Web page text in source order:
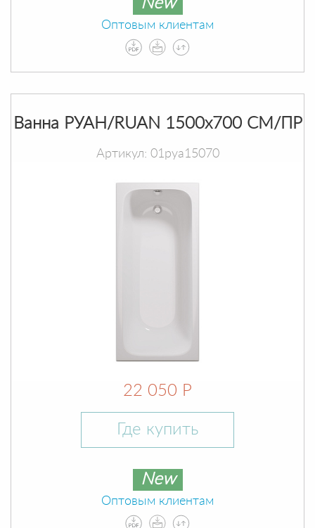
New
Оптовым клиентам
Ванна РУАН/RUAN 1500х700 СМ/ПР
Артикул: 01руа15070
22 050 Р
Где купить
New
Оптовым клиентам